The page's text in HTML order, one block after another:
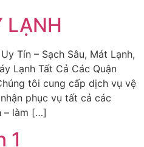
LẠNH
Tín – Sạch Sâu, Mát Lạnh,
Lạnh Tất Cả Các Quận
tôi cung cấp dịch vụ vệ
phục vụ tất cả các
– làm […]
1